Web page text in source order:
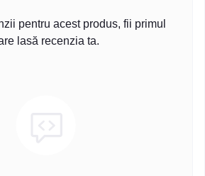
pentru acest produs, fii primul
lasă recenzia ta.